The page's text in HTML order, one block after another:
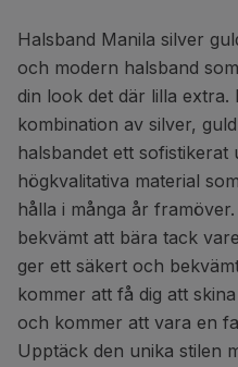
Halsband Manila silver
och modern halsband
din look det där lilla extra.
kombination av silver,
halsbandet ett sofistikerat
högkvalitativa material
hålla i många år
bekvämt att bära tack
ger ett säkert och
kommer att få dig att
och kommer att vara en
Upptäck den unika stilen